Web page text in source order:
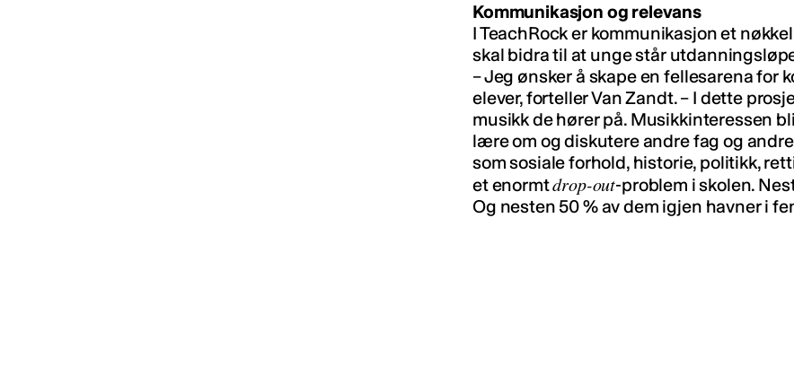
Kommunikasjon og relevans
I TeachRock er kommunikasjon et
skal bidra til at unge står
– Jeg ønsker å skape en fellesarena for
elever, forteller Van Zandt. – I dette
musikk de hører på. Musikkinteressen
lære om og diskutere andre fag og
som sosiale forhold, historie, politikk,
et enormtdrop-out-problem i skolen.
Og nesten 50 % av dem igjen havner i